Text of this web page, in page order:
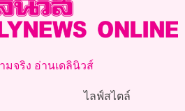
มจริง อ่านเดลินิวส์
ไลฟ์สไตล์